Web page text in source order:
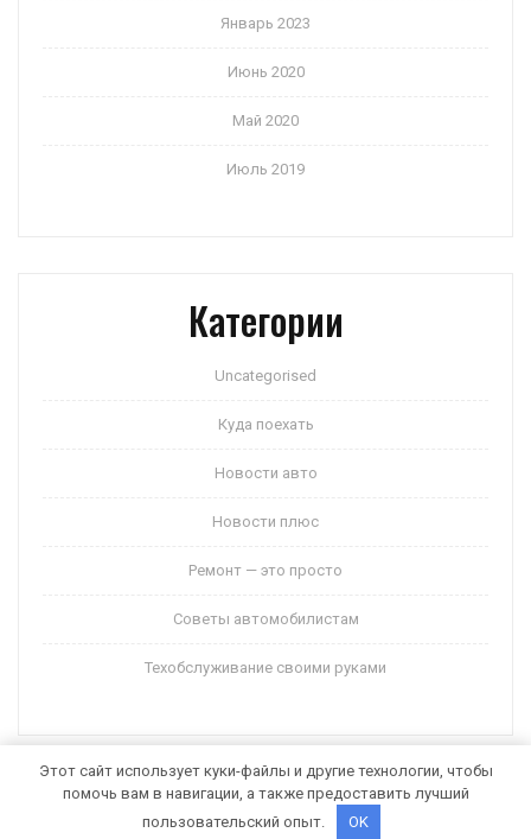
Январь 2023
Июнь 2020
Май 2020
Июль 2019
Категории
Uncategorised
Куда поехать
Новости авто
Новости плюс
Ремонт — это просто
Советы автомобилистам
Техобслуживание своими руками
Auto Motors WordPress Theme от Themespride
Этот сайт использует куки-файлы и другие технологии, чтобы
помочь вам в навигации, а также предоставить лучший
пользовательский опыт.
OK